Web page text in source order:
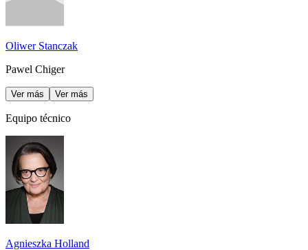
Oliwer Stanczak
Pawel Chiger
Ver más Ver más
Equipo técnico
Agnieszka Holland